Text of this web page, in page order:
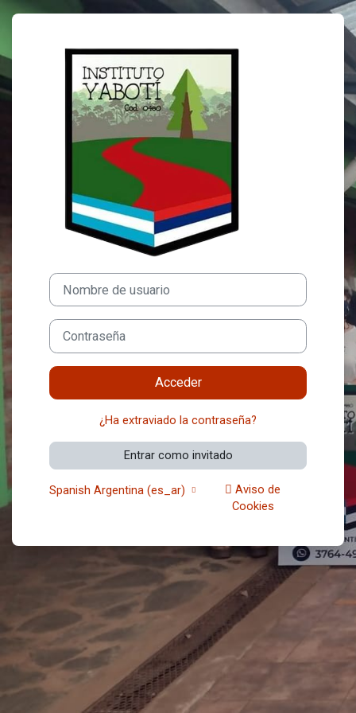
Salta al contenido principal
Entrar a Instituto Superior
Nombre de usuario
Contraseña
Acceder
¿Ha extraviado la contraseña?
Entrar como invitado
Spanish Argentina ‎(es_ar)‎
Aviso de
Cookies